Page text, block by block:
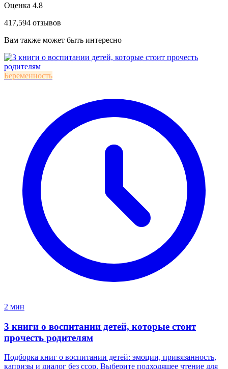
Оценка 4.8
417,594 отзывов
Вам также может быть интересно
Беременность
2 мин
3 книги о воспитании детей, которые стоит
прочесть родителям
Подборка книг о воспитании детей: эмоции, привязанность,
капризы и диалог без ссор. Выберите подходящее чтение для